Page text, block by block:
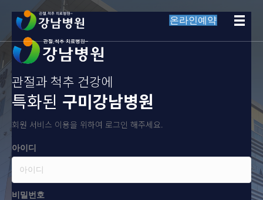
온라인예약
관절과 척추 건강에
특화된 구미강남병원
회원 서비스 이용을 위하여 로그인 해주세요.
아이디
비밀번호